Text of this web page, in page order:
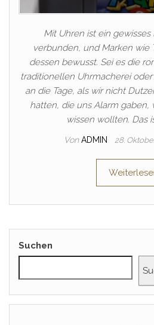
Mit Uhren ist ein gewisses
verbunden, und Marken wie
dessen bewusst. Sei es die
traditionellen Uhrmacherei
an die Tage, als wir nicht
hatten, die uns Alarm gaben,
wissen wollten. Das
Von ADMIN 28.
Suchen